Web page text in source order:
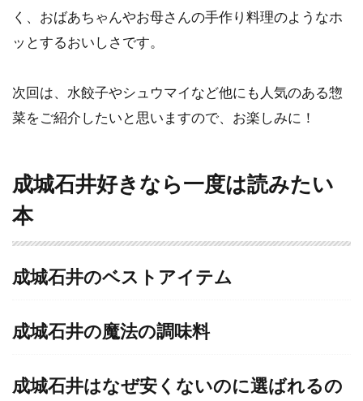
く、おばあちゃんやお母さんの手作り料理のようなホ
ッとするおいしさです。
次回は、水餃子やシュウマイなど他にも人気のある惣
菜をご紹介したいと思いますので、お楽しみに！
成城石井好きなら一度は読みたい
本
成城石井のベストアイテム
成城石井の魔法の調味料
成城石井はなぜ安くないのに選ばれるの